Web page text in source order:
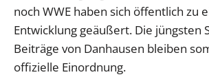
noch WWE haben sich öffentlich zu
Entwicklung geäußert. Die jüngsten
Beiträge von Danhausen bleiben
offizielle Einordnung.